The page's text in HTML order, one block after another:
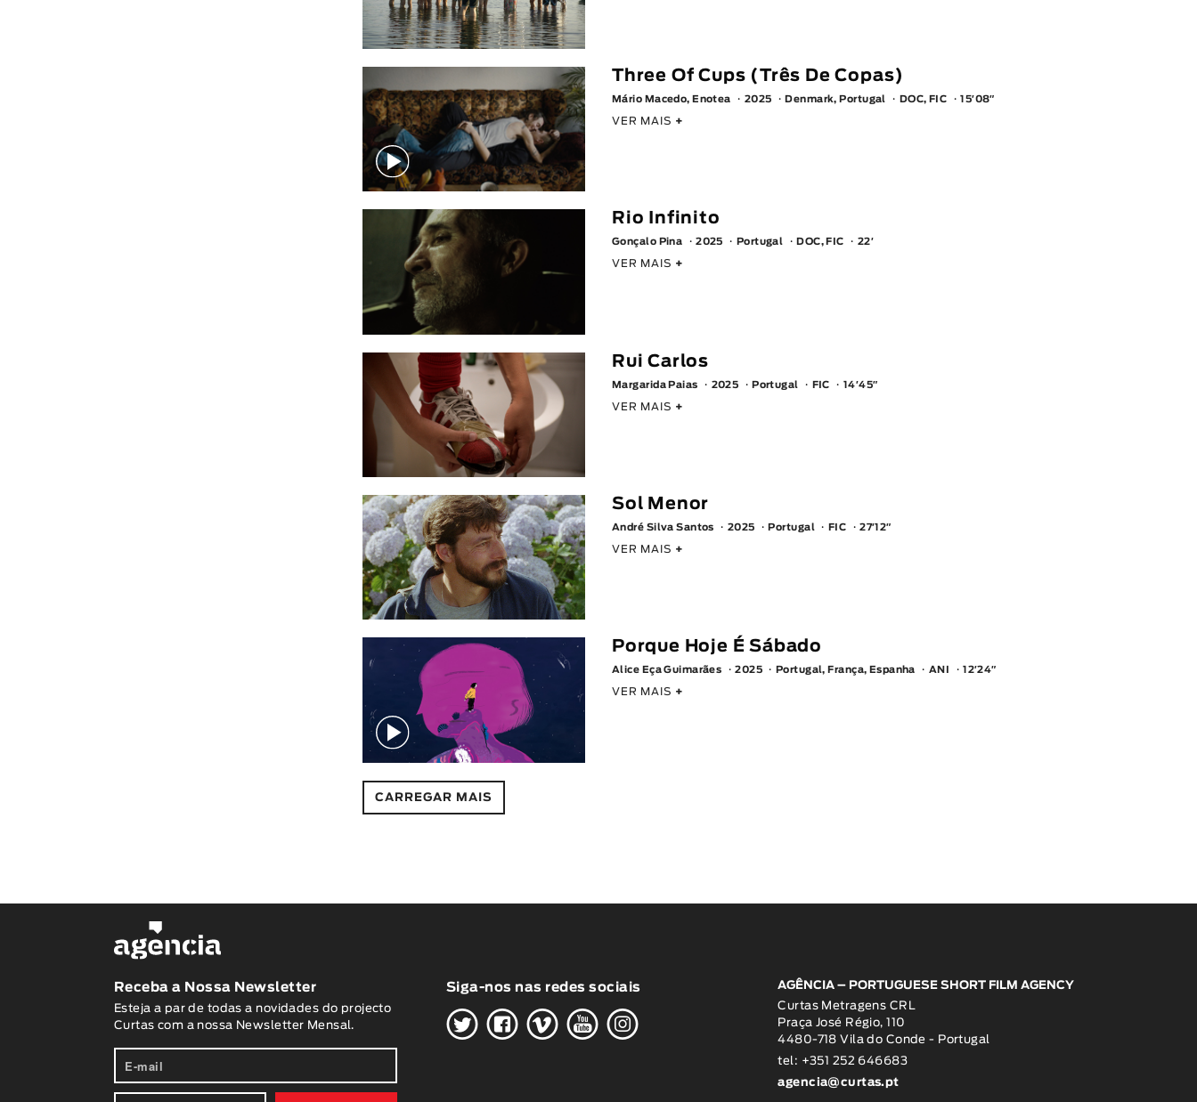
Three Of Cups (Três De Copas)
Mário Macedo, Enotea 2025 Denmark, Portugal DOC, FIC 15′08″
VER MAIS +
Rio Infinito
Gonçalo Pina 2025 Portugal DOC, FIC 22′
VER MAIS +
Rui Carlos
Margarida Paias 2025 Portugal FIC 14′45″
VER MAIS +
Sol Menor
André Silva Santos 2025 Portugal FIC 27′12″
VER MAIS +
Porque Hoje É Sábado
Alice Eça Guimarães 2025 Portugal, França, Espanha ANI 12′24″
VER MAIS +
CARREGAR MAIS
Receba a Nossa Newsletter
Esteja a par de todas a novidades do projecto
Curtas com a nossa Newsletter Mensal.
Siga-nos nas redes sociais
HGWOK
AGÊNCIA – PORTUGUESE SHORT FILM AGENCY
Curtas Metragens CRL
Praça José Régio, 110
4480-718 Vila do Conde - Portugal
tel: +351 252 646683
agencia@curtas.pt